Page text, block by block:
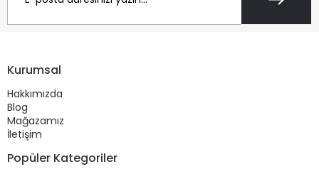
Kurumsal
Hakkımızda
Blog
Mağazamız
İletişim
Popüler Kategoriler